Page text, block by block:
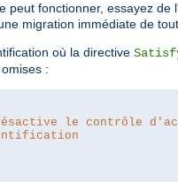
peut fonctionner, essayez
migration immédiate de
où la directive
:
le contrôle